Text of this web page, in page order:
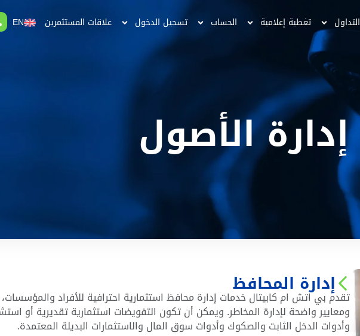
التداول تغطية إعلامية الحساب تسجيل الدخول علاقات المستثمرين EN
إدارة الأصول
إدارة المحافظ
تقدم بي اتش ام كابيتال خدمات إدارة محافظ استثمارية احترافية للأفراد
ومعايير واضحة لإدارة المخاطر. ويمكن أن تكون التفويضات استثمارية تقديرية أو
وأدوات الدخل الثابت والصكوك وأدوات سوق المال والاستثمارات البديلة المعتمدة.